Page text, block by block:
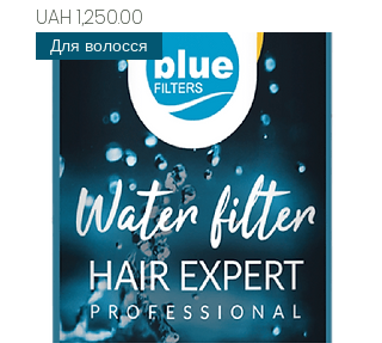
Price
UAH 1,250.00
Для волосся